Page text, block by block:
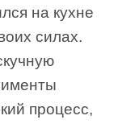
на кухне
силах.
процесс,